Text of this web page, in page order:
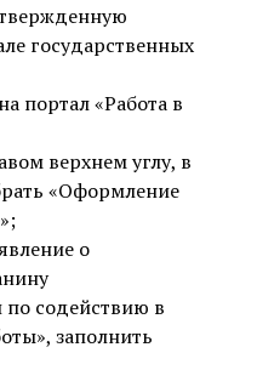
государственных
портал «Работа в
верхнем углу, в
«Оформление
о
по содействию в
заполнить